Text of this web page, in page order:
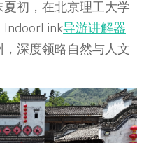
初，在北京理工大学
IndoorLink导游讲解器
深度领略自然与人文